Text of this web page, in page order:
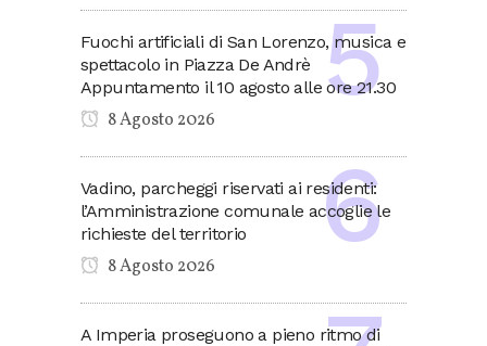
Fuochi artificiali di San Lorenzo, musica e
spettacolo in Piazza De Andrè
Appuntamento il 10 agosto alle ore 21.30
8 Agosto 2026
Vadino, parcheggi riservati ai residenti:
l’Amministrazione comunale accoglie le
richieste del territorio
8 Agosto 2026
A Imperia proseguono a pieno ritmo di